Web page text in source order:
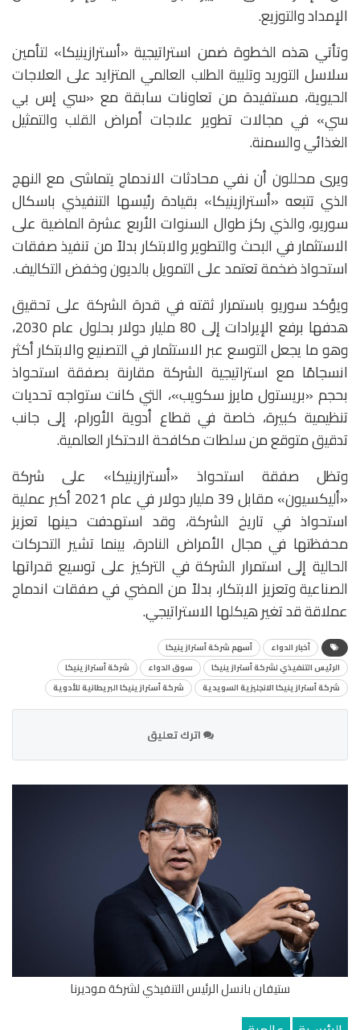
الإمداد والتوزيع.
وتأتي هذه الخطوة ضمن استراتيجية «أسترازينيكا» لتأمين
سلاسل التوريد وتلبية الطلب العالمي المتزايد على العلاجات
الحيوية، مستفيدة من تعاونات سابقة مع «سي إس بي
سي» في مجالات تطوير علاجات أمراض القلب والتمثيل
الغذائي والسمنة.
ويرى محللون أن نفي محادثات الاندماج يتماشى مع النهج
الذي تتبعه «أسترازينيكا» بقيادة رئيسها التنفيذي باسكال
سوريو، والذي ركز طوال السنوات الأربع عشرة الماضية على
الاستثمار في البحث والتطوير والابتكار بدلاً من تنفيذ صفقات
استحواذ ضخمة تعتمد على التمويل بالديون وخفض التكاليف.
ويؤكد سوريو باستمرار ثقته في قدرة الشركة على تحقيق
هدفها برفع الإيرادات إلى 80 مليار دولار بحلول عام 2030،
وهو ما يجعل التوسع عبر الاستثمار في التصنيع والابتكار أكثر
انسجامًا مع استراتيجية الشركة مقارنة بصفقة استحواذ
بحجم «بريستول مايرز سكويب»، التي كانت ستواجه تحديات
تنظيمية كبيرة، خاصة في قطاع أدوية الأورام، إلى جانب
تدقيق متوقع من سلطات مكافحة الاحتكار العالمية.
وتظل صفقة استحواذ «أسترازينيكا» على شركة
«أليكسيون» مقابل 39 مليار دولار في عام 2021 أكبر عملية
استحواذ في تاريخ الشركة، وقد استهدفت حينها تعزيز
محفظتها في مجال الأمراض النادرة، بينما تشير التحركات
الحالية إلى استمرار الشركة في التركيز على توسيع قدراتها
الصناعية وتعزيز الابتكار، بدلاً من المضي في صفقات اندماج
عملاقة قد تغير هيكلها الاستراتيجي.
أخبار الدواء
أسهم شركة أسترازينيكا
الرئيس التنفيذي لشركة أسترازينيكا
سوق الدواء
شركة أسترازينيكا
شركة أسترازينيكا الانجليزية السويدية
شركة أسترازينيكا البريطانية للأدوية
اترك تعليق
ستيفان بانسل الرئيس التنفيذي لشركة موديرنا